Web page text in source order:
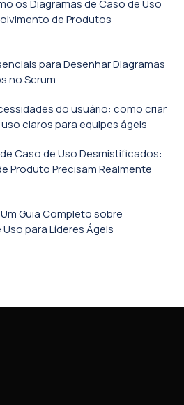
os Diagramas de Caso de Uso
de Produtos
para Desenhar Diagramas
no Scrum
do usuário: como criar
claros para equipes ágeis
Caso de Uso Desmistificados:
Produto Precisam Realmente
Guia Completo sobre
para Líderes Ágeis